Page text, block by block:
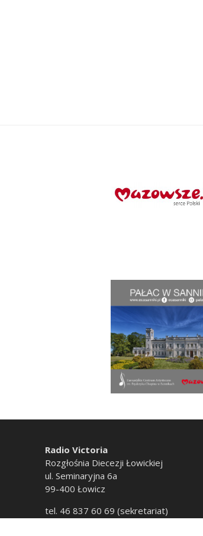
Radio Victoria
Rozgłośnia Diecezji Łowickiej
ul. Seminaryjna 6a
99-400 Łowicz
tel. 46 837 60 69 (sekretariat)